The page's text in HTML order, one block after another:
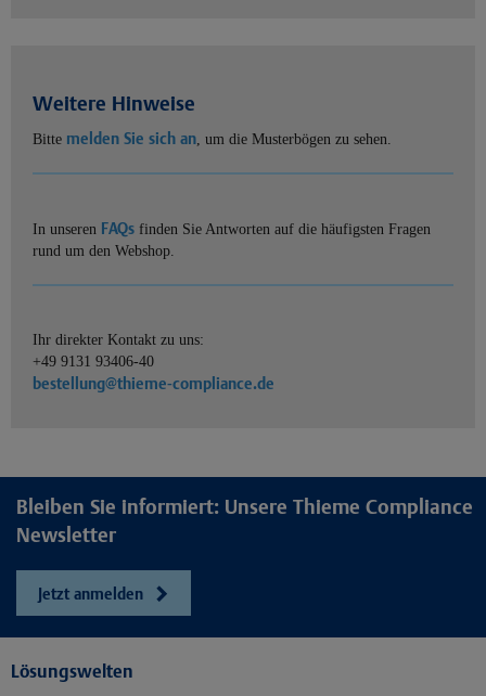
Weitere Hinweise
Bitte melden Sie sich an, um die Musterbögen zu sehen.
In unseren FAQs finden Sie Antworten auf die häufigsten Fragen
rund um den Webshop.
Ihr direkter Kontakt zu uns:
+49 9131 93406-40
bestellung@thieme-compliance.de
Bleiben Sie informiert: Unsere Thieme Compliance
Newsletter
Jetzt anmelden
Lösungswelten